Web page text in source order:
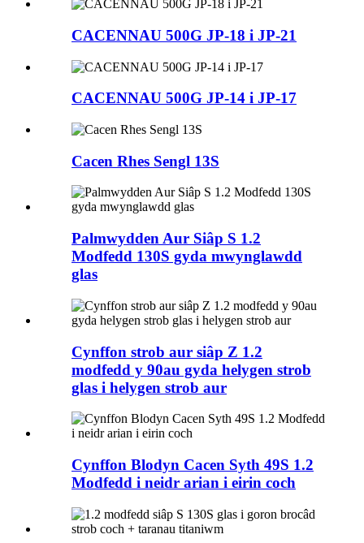
CACENNAU 500G JP-18 i JP-21
CACENNAU 500G JP-14 i JP-17
Cacen Rhes Sengl 13S
Palmwydden Aur Siâp S 1.2
Modfedd 130S gyda mwynglawdd
glas
Cynffon strob aur siâp Z 1.2
modfedd y 90au gyda helygen strob
glas i helygen strob aur
Cynffon Blodyn Cacen Syth 49S 1.2
Modfedd i neidr arian i eirin coch